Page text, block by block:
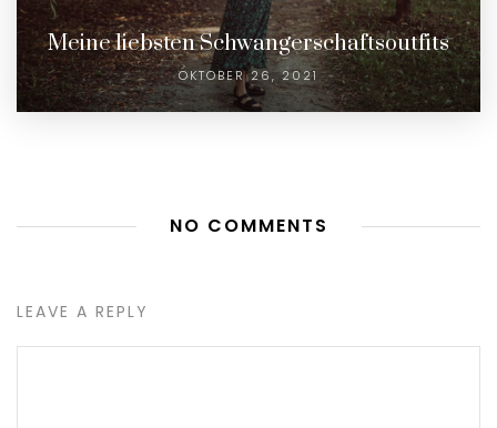
Meine liebsten Schwangerschaftsoutfits
OKTOBER 26, 2021
NO COMMENTS
LEAVE A REPLY